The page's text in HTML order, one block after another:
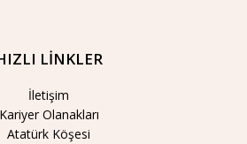
LİNKLER
İletişim
Kariyer Olanakları
Atatürk Köşesi